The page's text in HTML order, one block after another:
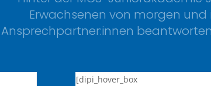
Erwachsenen von morgen und
Ansprechpartner:innen
[dipi_hover_box